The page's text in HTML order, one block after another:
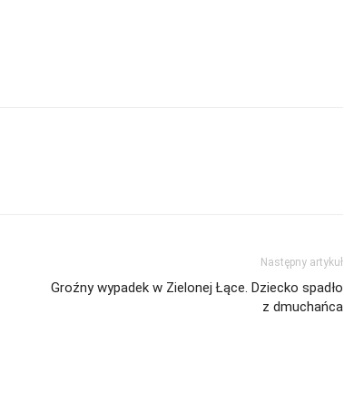
Następny artykuł
Groźny wypadek w Zielonej Łące. Dziecko spadło
z dmuchańca